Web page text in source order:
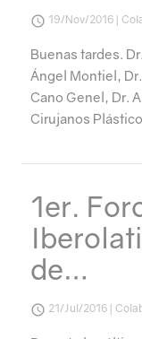
19/Nov/2016 |
Buenas tardes.
Ángel Montiel,
Cano Genel, Dr.
Cirujanos
1er.
de…
21/Jul/2016 |